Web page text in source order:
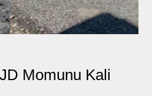
Momunu Kali